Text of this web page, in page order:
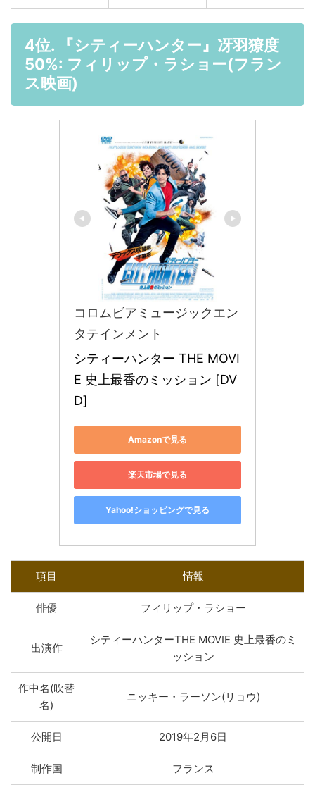
4位. 『シティーハンター』冴羽獠度
50%: フィリップ・ラショー(フラン
ス映画)
コロムビアミュージックエン
タテインメント
シティーハンター THE MOVI
E 史上最香のミッション [DV
D]
Amazonで見る
楽天市場で見る
Yahoo!ショッピングで見る
項目 情報
俳優 フィリップ・ラショー
出演作
シティーハンターTHE MOVIE 史上最香のミ
ッション
作中名(吹替
名)
ニッキー・ラーソン(リョウ)
公開日 2019年2月6日
制作国 フランス